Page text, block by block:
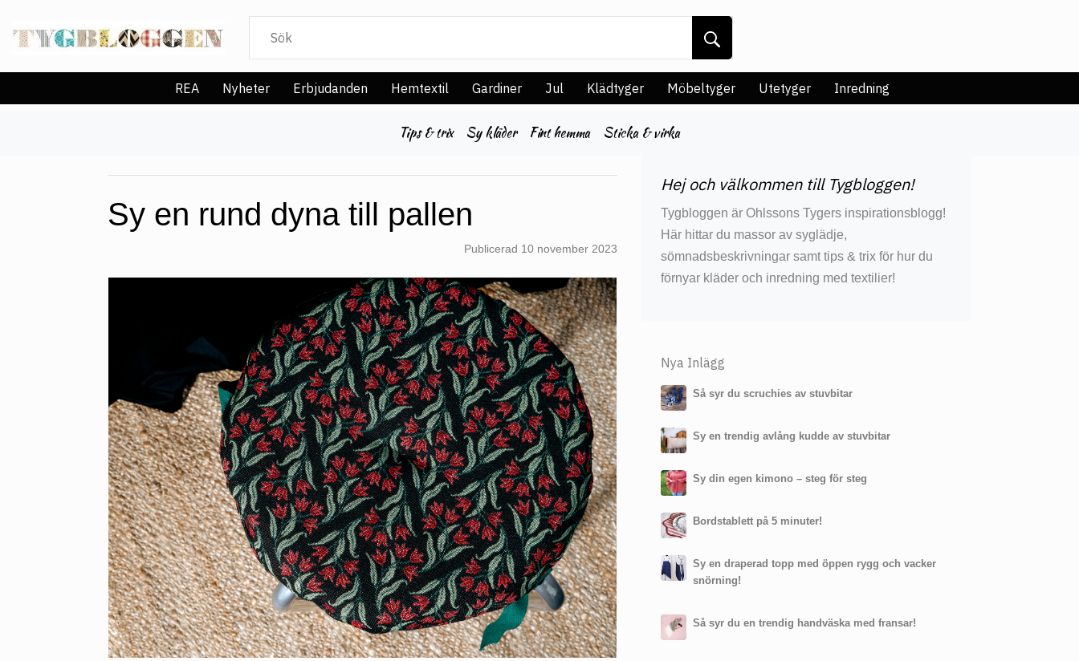
REA Nyheter Erbjudanden Hemtextil Gardiner Jul Klädtyger Möbeltyger Utetyger Inredning
Tips & trix Sy kläder Fint hemma Sticka & virka
Sy en rund dyna till pallen
Publicerad 10 november 2023
Hej och välkommen till Tygbloggen!
Tygbloggen är Ohlssons Tygers inspirationsblogg!
Här hittar du massor av syglädje,
sömnadsbeskrivningar samt tips & trix för hur du
förnyar kläder och inredning med textilier!
Nya Inlägg
Så syr du scruchies av stuvbitar
Sy en trendig avlång kudde av stuvbitar
Sy din egen kimono – steg för steg
Bordstablett på 5 minuter!
Sy en draperad topp med öppen rygg och vacker
snörning!
Så syr du en trendig handväska med fransar!